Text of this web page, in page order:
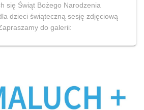
się Świąt Bożego Narodzenia
dzieci świąteczną sesję zdjęciową
do galerii: